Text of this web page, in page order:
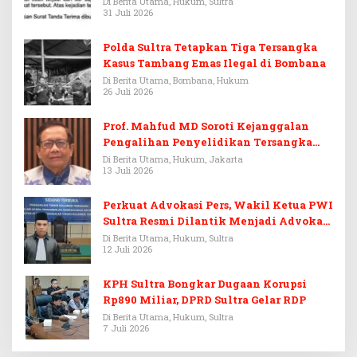
31 Juli 2026
Polda Sultra Tetapkan Tiga Tersangka
Kasus Tambang Emas Ilegal di Bombana
Di Berita Utama, Bombana, Hukum
26 Juli 2026
Prof. Mahfud MD Soroti Kejanggalan
Pengalihan Penyelidikan Tersangka
Febrie Adriansyah
Di Berita Utama, Hukum, Jakarta
13 Juli 2026
Perkuat Advokasi Pers, Wakil Ketua PWI
Sultra Resmi Dilantik Menjadi Advokat
PERADI
Di Berita Utama, Hukum, Sultra
12 Juli 2026
KPH Sultra Bongkar Dugaan Korupsi
Rp890 Miliar, DPRD Sultra Gelar RDP
Di Berita Utama, Hukum, Sultra
7 Juli 2026